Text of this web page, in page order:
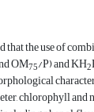
that the use of
OM75/P) and KH2
chlorophyll and